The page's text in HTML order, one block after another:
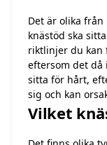
Det är olika
knästöd ska
riktlinjer du kan
eftersom det då
sitta för hårt,
sig och kan
Vilket